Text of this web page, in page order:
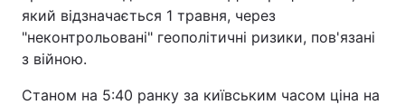
який відзначається 1 травня, через
"неконтрольовані" геополітичні ризики, пов'язані
з війною.
Станом на 5:40 ранку за київським часом ціна на